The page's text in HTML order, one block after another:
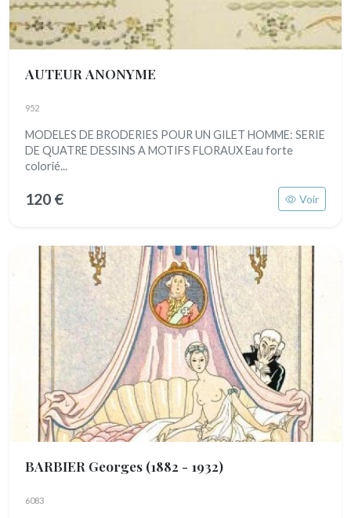
AUTEUR ANONYME
952
MODELES DE BRODERIES POUR UN GILET HOMME: SERIE
DE QUATRE DESSINS A MOTIFS FLORAUX Eau forte
colorié...
120 € Voir
BARBIER Georges (1882 - 1932)
6083